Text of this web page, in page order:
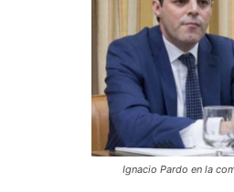
Ignacio Pardo en la